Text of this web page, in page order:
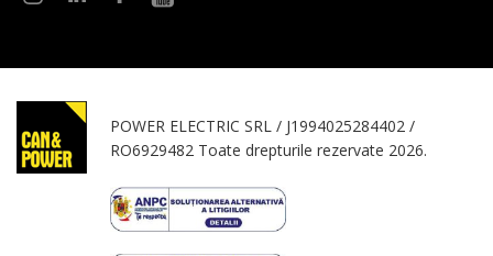
POWER ELECTRIC SRL / J1994025284402 /
RO6929482 Toate drepturile rezervate 2026.